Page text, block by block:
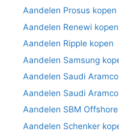
Aandelen Prosus kopen
Aandelen Renewi kopen
Aandelen Ripple kopen
Aandelen Samsung
Aandelen Saudi
Aandelen Saudi
Aandelen SBM
Aandelen Schenker